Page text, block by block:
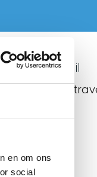
en om ons
social
E-mail